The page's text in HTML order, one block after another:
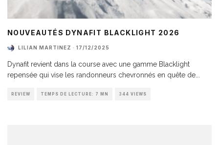
NOUVEAUTÉS DYNAFIT BLACKLIGHT 2026
LILIAN MARTINEZ · 17/12/2025
Dynafit revient dans la course avec une gamme Blacklight
repensée qui vise les randonneurs chevronnés en quête de
REVIEW TEMPS DE LECTURE: 7 MN 344 VIEWS